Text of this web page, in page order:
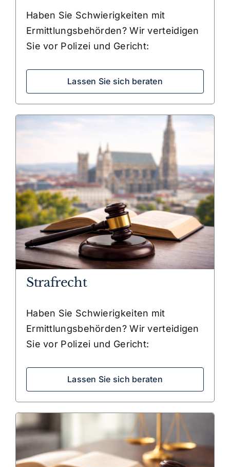
Haben Sie Schwierigkeiten mit
Ermittlungsbehörden? Wir verteidigen
Sie vor Polizei und Gericht:
Lassen Sie sich beraten
Strafrecht
Haben Sie Schwierigkeiten mit
Ermittlungsbehörden? Wir verteidigen
Sie vor Polizei und Gericht:
Lassen Sie sich beraten